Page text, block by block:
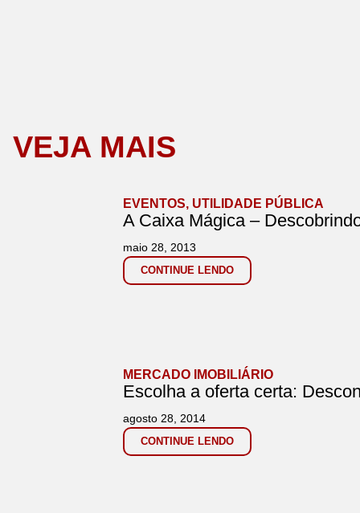
VEJA MAIS
EVENTOS, UTILIDADE PÚBLICA
A Caixa Mágica –
CONTINUE LENDO
maio 28, 2013
MERCADO IMOBILIÁRIO
Escolha a oferta certa:
CONTINUE LENDO
agosto 28, 2014